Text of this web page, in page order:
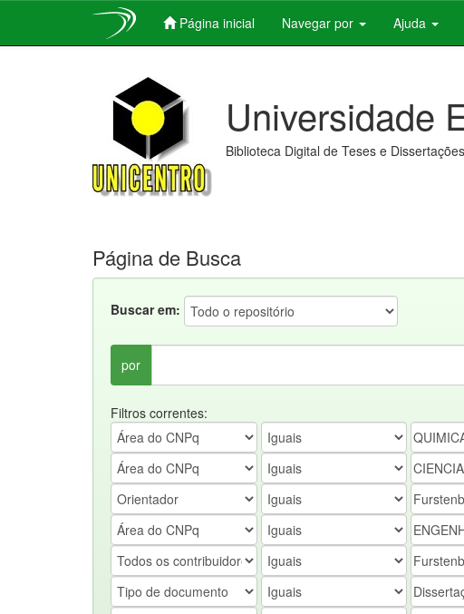
Página inicial Navegar por Ajuda
Universidade
Biblioteca Digital de Teses e Dissertações
Página de Busca
Buscar em:
por
Filtros correntes: